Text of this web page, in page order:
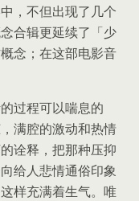
，不但出现了几个
合辑更延续了「少
念；在这部电影音
过程可以喘息的
满腔的激动和热情
诠释，把那种压抑
给人悲情通俗印象
样充满着生气。唯